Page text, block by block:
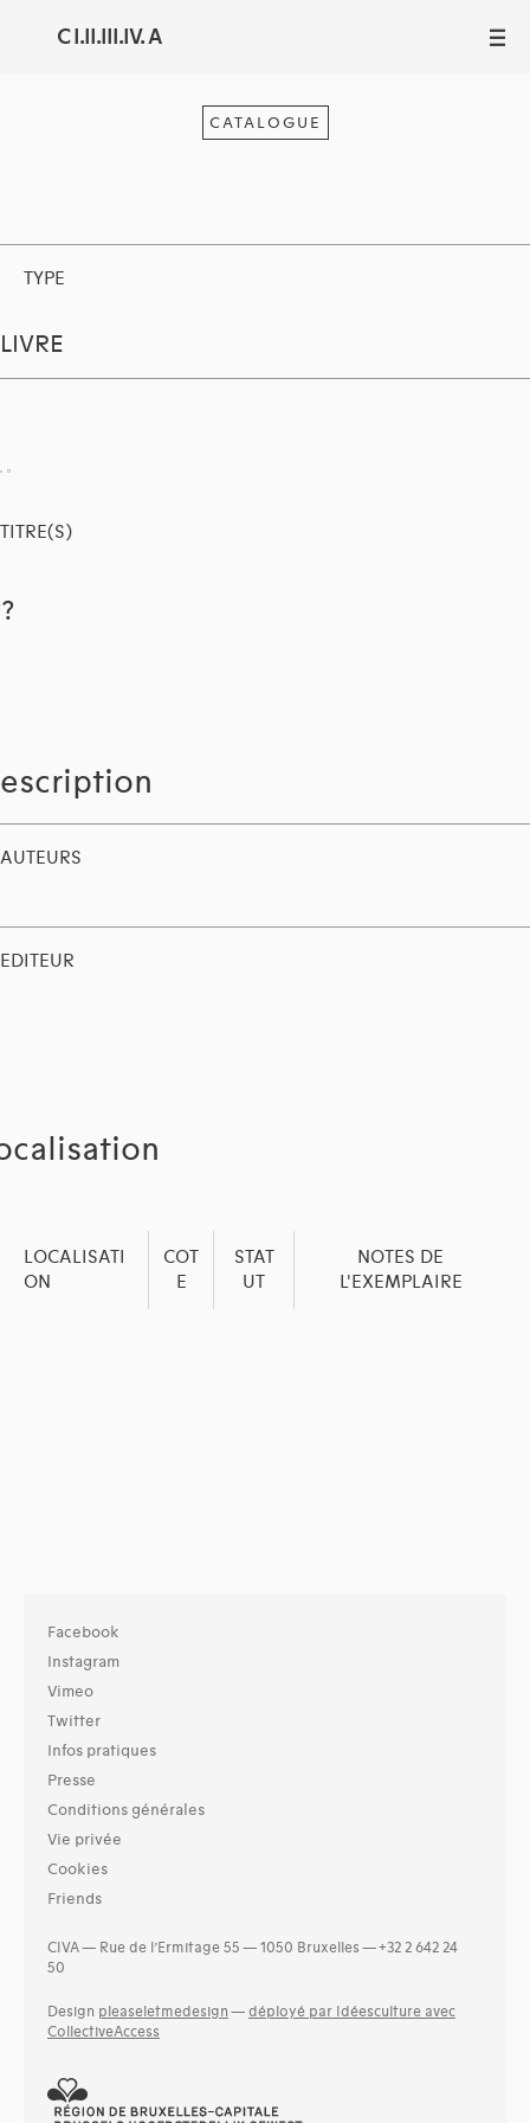
C I.II.III.IV. A III
CATALOGUE
TYPE
LIVRE
TITRE(S)
AUTEURS
EDITEUR
LOCALISATI
ON
COT
E
STAT
UT
NOTES DE
L'EXEMPLAIRE
Facebook
Instagram
Vimeo
Twitter
Infos pratiques
Presse
Conditions générales
Vie privée
Cookies
Friends
CIVA — Rue de l’Ermitage 55 — 1050 Bruxelles — +32 2 642 24
50
Design pleaseletmedesign — déployé par Idéesculture avec
CollectiveAccess